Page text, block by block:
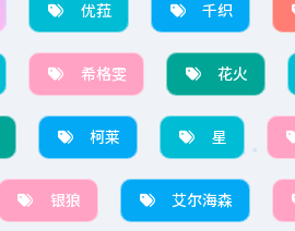
优菈 千织
希格雯 花火
柯莱 星
银狼 艾尔海森